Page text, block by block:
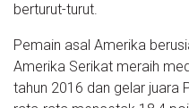
berturut-turut.
Pemain asal Amerika
Amerika Serikat meraih
tahun 2016 dan gelar juara